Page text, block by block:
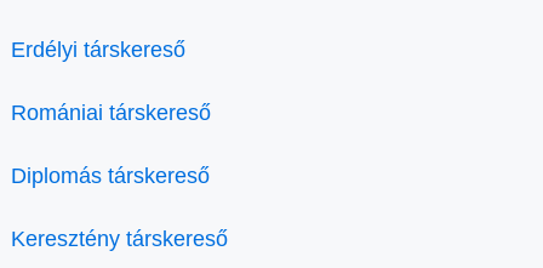
Erdélyi társkereső
Romániai társkereső
Diplomás társkereső
Keresztény társkereső